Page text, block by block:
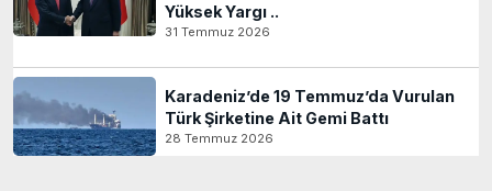
Yüksek Yargı ..
31 Temmuz 2026
Karadeniz’de 19 Temmuz’da Vurulan
Türk Şirketine Ait Gemi Battı
28 Temmuz 2026